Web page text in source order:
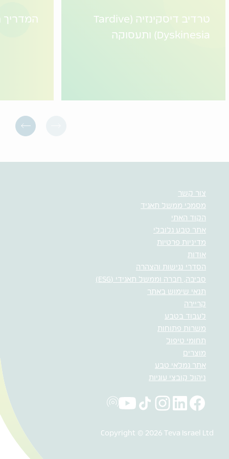
טרדיב דיסקינזיה (Tardive
Dyskinesia) ותעסוקה
המדריך
צור קשר
מסמכי ממשל תאגיד
הקוד האתי
אתר טבע גלובלי
מדיניות פרטיות
אודות
הסדרי נגישות והצהרה
סביבה, חברה וממשל תאגידי (ESG)
תנאי שימוש באתר
קריירה
לעבוד בטבע
משרות פתוחות
תחומי טיפול
מוצרים
אתר גמלאי טבע
ניהול קובצי עוגיות
Copyright © 2026 Teva Israel Ltd